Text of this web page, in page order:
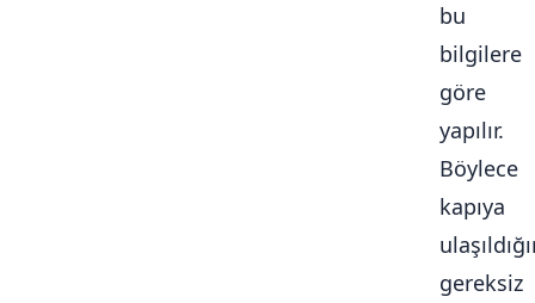
bu
bilgilere
göre
yapılır.
Böylece
kapıya
gereksiz